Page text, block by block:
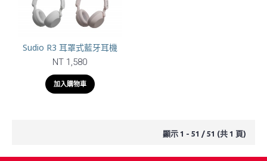
Sudio R3 耳罩式藍牙耳機
NT 1,580
加入購物車
顯示 1 - 51 / 51 (共 1 頁)